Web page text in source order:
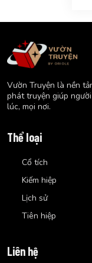
Vườn Truyện là nền
phát truyện giúp
lúc, mọi nơi.
Thể loại
Cổ tích
Kiếm hiệp
Lịch sử
Tiên hiệp
Liên hệ